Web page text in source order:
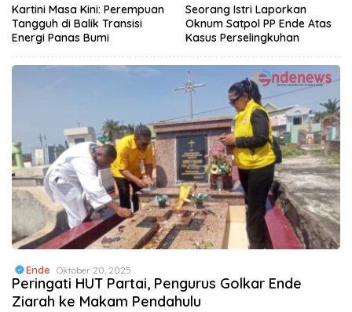
Kartini Masa Kini: Perempuan
Tangguh di Balik Transisi
Energi Panas Bumi
Seorang Istri Laporkan
Oknum Satpol PP Ende Atas
Kasus Perselingkuhan
Ende Oktober 20, 2025
Peringati HUT Partai, Pengurus Golkar Ende
Ziarah ke Makam Pendahulu